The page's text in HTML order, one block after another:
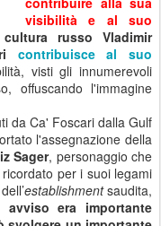
visibilità e al suo
russo Vladimir
contribuisce al suo
visti gli innumerevoli
offuscando l'immagine
da Ca' Foscari dalla Gulf
l'assegnazione della
Sager, personaggio che
per i suoi legami
establishmentsaudita,
era importante